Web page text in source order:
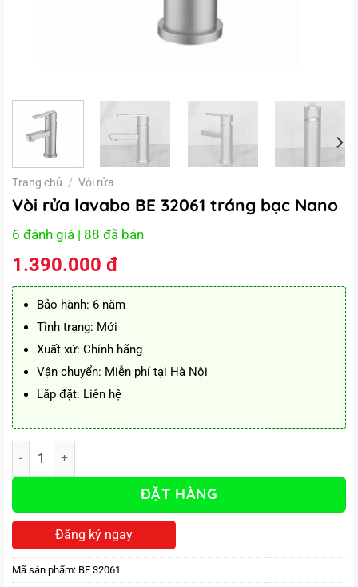
Trang chủ / Vòi rửa
Vòi rửa lavabo BE 32061 tráng bạc Nano
6 đánh giá | 88 đã bán
1.390.000 đ
Bảo hành: 6 năm
Tình trạng: Mới
Xuất xứ: Chính hãng
Vận chuyển: Miễn phí tại Hà Nội
Lắp đặt: Liên hệ
ĐẶT HÀNG
Đăng ký ngay
Mã sản phẩm: BE 32061